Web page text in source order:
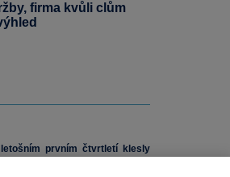
firma kvůli clům
prvním čtvrtletí klesly